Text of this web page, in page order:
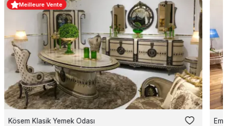
Meilleure Vente
Kösem Klasik Yemek Odası